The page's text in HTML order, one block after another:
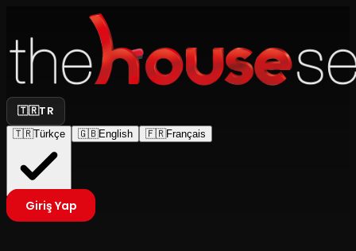
🇹🇷TR
🇹🇷Türkçe 🇬🇧English 🇫🇷Français
Giriş Yap